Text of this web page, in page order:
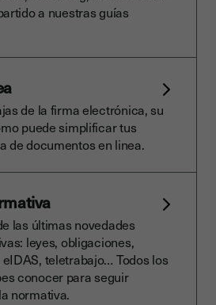
a nuestras guías
de la firma electrónica, su
puede simplificar tus
de documentos en linea.
las últimas novedades
leyes, obligaciones,
teletrabajo… Todos los
conocer para seguir
normativa.